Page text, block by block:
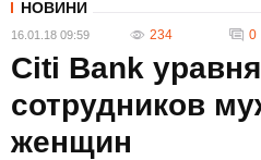
НОВИНИ
16.01.18 09:59 234 0
Citi Bank
сотрудников
женщин